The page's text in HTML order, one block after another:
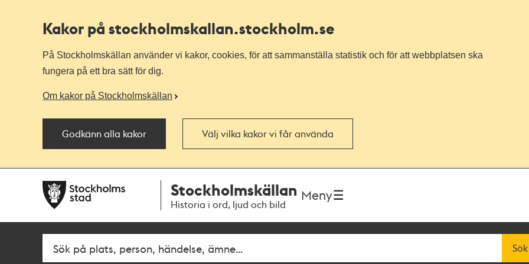
Kakor på stockholmskallan.stockholm.se
På Stockholmskällan använder vi kakor, cookies, för att sammanställa statistik och för att webbplatsen ska
fungera på ett bra sätt för dig.
Om kakor på Stockholmskällan
Godkänn alla kakor Välj vilka kakor vi får använda
navigationen
huvudinnehållet
Stockholmskällan
Historia i ord, ljud och bild
Meny
Fritextsök Sök